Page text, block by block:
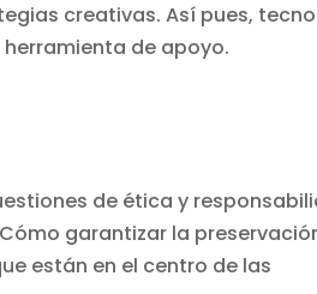
creativas. Así pues,
de apoyo.
de ética y
garantizar la
están en el centro de las